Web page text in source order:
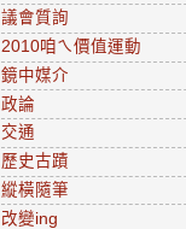
議會質詢
2010咱ㄟ價值運動
鏡中媒介
政論
交通
歷史古蹟
縱橫隨筆
改變ing